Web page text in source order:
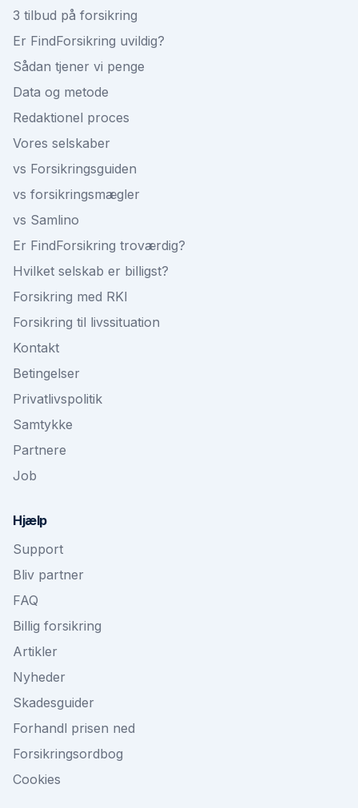
3 tilbud på forsikring
Er FindForsikring uvildig?
Sådan tjener vi penge
Data og metode
Redaktionel proces
Vores selskaber
vs Forsikringsguiden
vs forsikringsmægler
vs Samlino
Er FindForsikring troværdig?
Hvilket selskab er billigst?
Forsikring med RKI
Forsikring til livssituation
Kontakt
Betingelser
Privatlivspolitik
Samtykke
Partnere
Job
Hjælp
Support
Bliv partner
FAQ
Billig forsikring
Artikler
Nyheder
Skadesguider
Forhandl prisen ned
Forsikringsordbog
Cookies